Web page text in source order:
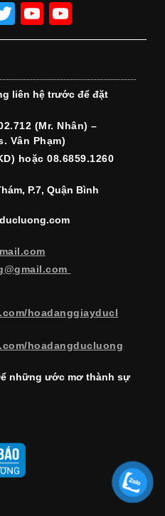
T
wi
er
Y
o
T
u
b
e
o
T
u
b
e
h
liên hệ trước để đặt
(Mr. Nhân) –
Vân Phạm)
hoặc 08.6859.1260
P.7, Quận Bình
hoadanggiayducl
hoadangducluong
những ước mơ thành sự